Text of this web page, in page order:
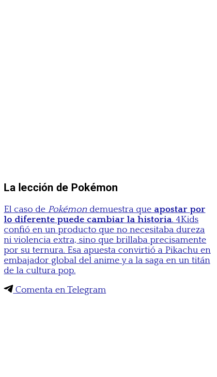
La lección de Pokémon
El caso de Pokémon demuestra que apostar por
lo diferente puede cambiar la historia. 4Kids
confió en un producto que no necesitaba dureza
ni violencia extra, sino que brillaba precisamente
por su ternura. Esa apuesta convirtió a Pikachu en
embajador global del anime y a la saga en un titán
de la cultura pop.
Comenta en Telegram